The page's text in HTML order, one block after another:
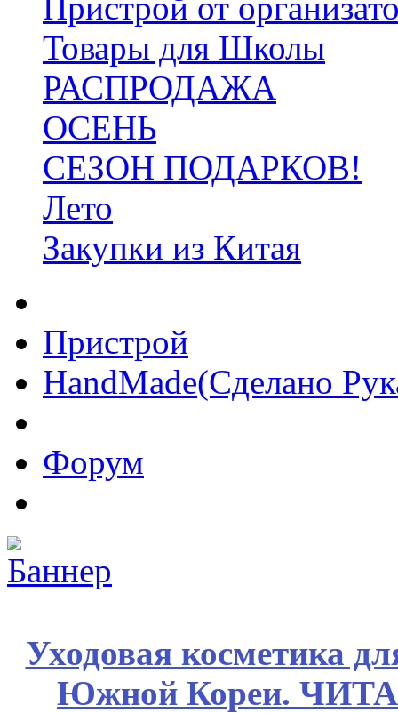
Товары для Школы
РАСПРОДАЖА
ОСЕНЬ
СЕЗОН ПОДАРКОВ!
Лето
Закупки из Китая
Пристрой
HandMade(Сделано
Форум
Уходовая косметика
Южной Кореи.